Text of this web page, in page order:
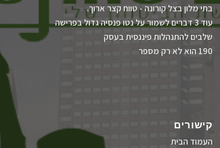
בתי מלון בצל קורונה - טווח קצר ארוך.
עוד 3 דברים לשמור על נטו פנסיה גדול בפרישה
שלבים להתנהלות פיננסית בעסק
190 הוא לא רק מספר
קישורים
העמוד הבית